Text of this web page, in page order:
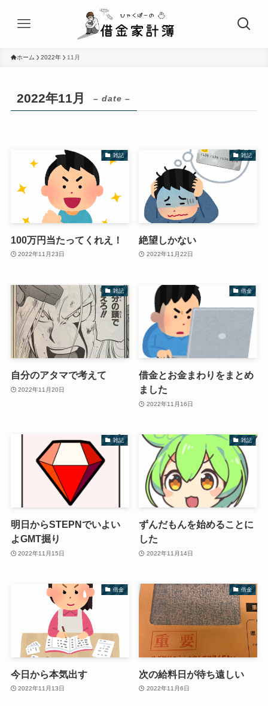
ホーム 2022年 11月
2022年11月 – date –
雑記
100万円当たってくれえ！
2022年11月23日
雑記
絶望しかない
2022年11月22日
雑記
自分のアタマで考えて
2022年11月20日
借金
借金とお金まわりをまとめ
ました
2022年11月16日
雑記
明日からSTEPNでいよい
よGMT掘り
2022年11月15日
雑記
ずんだもんを始めることに
した
2022年11月14日
借金
今日から本気出す
2022年11月13日
借金
次の給料日が待ち遠しい
2022年11月6日